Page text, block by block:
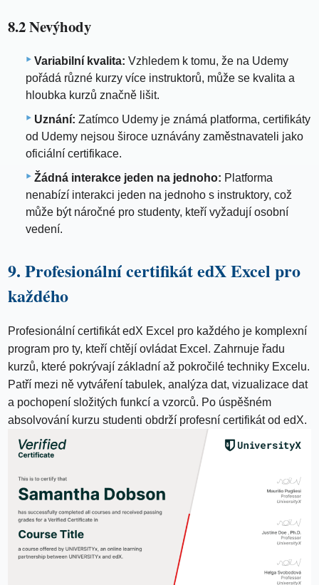
8.2 Nevýhody
Variabilní kvalita: Vzhledem k tomu, že na Udemy
pořádá různé kurzy více instruktorů, může se kvalita a
hloubka kurzů značně lišit.
Uznání: Zatímco Udemy je známá platforma, certifikáty
od Udemy nejsou široce uznávány zaměstnavateli jako
oficiální certifikace.
Žádná interakce jeden na jednoho: Platforma
nenabízí interakci jeden na jednoho s instruktory, což
může být náročné pro studenty, kteří vyžadují osobní
vedení.
9. Profesionální certifikát edX Excel pro
každého
Profesionální certifikát edX Excel pro každého je komplexní
program pro ty, kteří chtějí ovládat Excel. Zahrnuje řadu
kurzů, které pokrývají základní až pokročilé techniky Excelu.
Patří mezi ně vytváření tabulek, analýza dat, vizualizace dat
a pochopení složitých funkcí a vzorců. Po úspěšném
absolvování kurzu studenti obdrží profesní certifikát od edX.